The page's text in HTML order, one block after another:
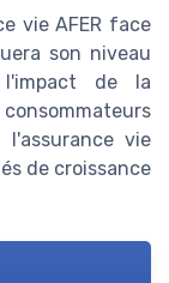
vie AFER face
son niveau
de la
vie
de croissance